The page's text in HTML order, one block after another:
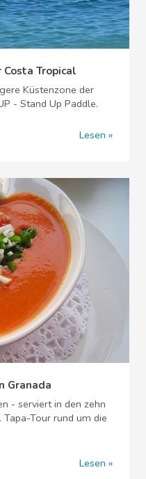
Tropical
Küstenzone der
- Stand Up Paddle.
Lesen
Granada
- serviert in den zehn
Tapa-Tour rund um die
Lesen